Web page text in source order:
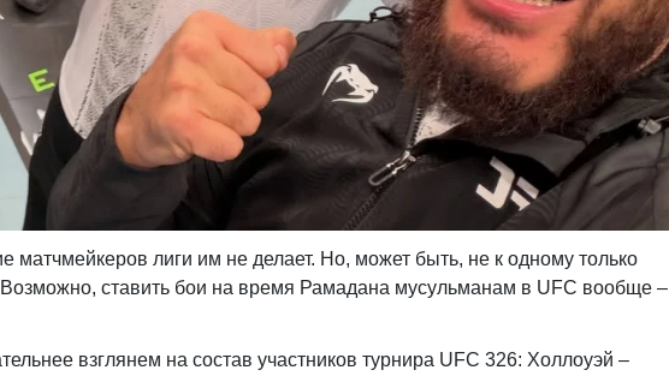
матчмейкеров лиги им не делает. Но, может быть, не к одному только
ставить бои на время Рамадана мусульманам в UFC вообще –
взглянем на состав участников турнира UFC 326: Холлоуэй –